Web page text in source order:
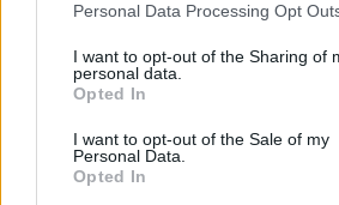
Personal Data Processing Opt
I want to opt-out of the Sharing of
personal data.
Opted In
I want to opt-out of the Sale of my
Personal Data.
Opted In